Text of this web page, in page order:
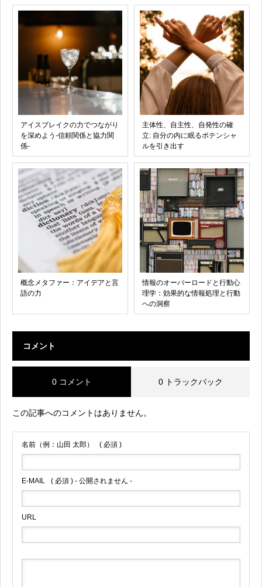
アイスブレイクの力でつながり
を深めよう-信頼関係と協力関
係-
主体性、自主性、自発性の確
立: 自分の内に眠るポテンシャ
ルを引き出す
概念メタファー：アイデアと言
語の力
情報のオーバーロードと行動心
理学：効果的な情報処理と行動
への洞察
コメント
0 コメント 0 トラックバック
この記事へのコメントはありません。
名前（例：山田 太郎） ( 必須 )
E-MAIL ( 必須 ) - 公開されません -
URL